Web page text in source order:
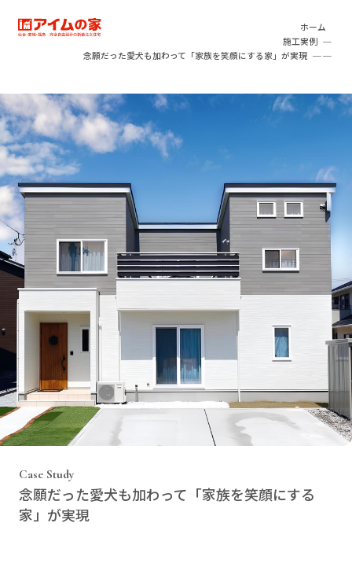
Case Study
念願だった愛犬も加わって「家族を笑顔にする
家」が実現
ホーム
施工実例
念願だった愛犬も加わって「家族を笑顔にする家」が実現